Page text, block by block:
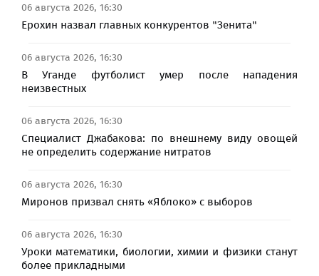
06 августа 2026, 16:30
Ерохин назвал главных конкурентов "Зенита"
06 августа 2026, 16:30
В Уганде футболист умер после нападения
неизвестных
06 августа 2026, 16:30
Специалист Джабакова: по внешнему виду овощей
не определить содержание нитратов
06 августа 2026, 16:30
Миронов призвал снять «Яблоко» с выборов
06 августа 2026, 16:30
Уроки математики, биологии, химии и физики станут
более прикладными